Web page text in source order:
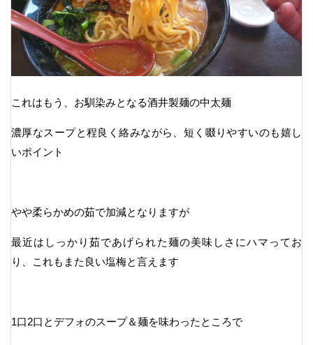
これはもう、お馴染みとなる酒井製麺の中太麺
濃厚なスープと程良く絡みながら、短く啜りやすいのも嬉し
いポイント
やや柔らかめの茹で加減となりますが
最近はしっかり茹であげられた麺の美味しさにハマってお
り、これもまた良い塩梅と言えます
1口2口とデフォのスープ＆麺を味わったところで